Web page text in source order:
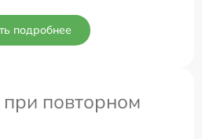
подробнее
повторном